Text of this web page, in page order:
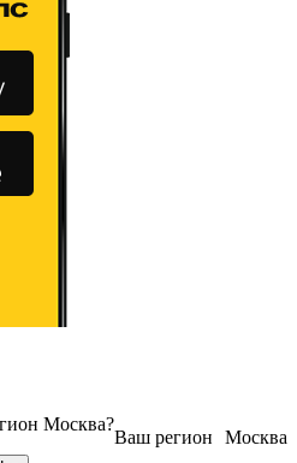
Москва
Ваш регион
Москва?